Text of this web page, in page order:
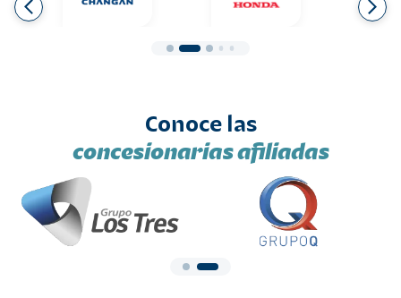
Conoce las
concesionarias afiliadas